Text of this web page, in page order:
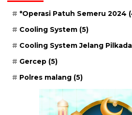
*Operasi Patuh Semeru 2024
Cooling System (5)
Cooling System Jelang Pilkada
Gercep (5)
Polres malang (5)